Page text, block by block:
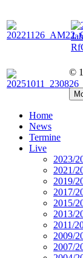
©
Home
News
Termine
Live
2023/
2021/
2019/
2017/
2015/
2013/
2011/
2009/
2007/